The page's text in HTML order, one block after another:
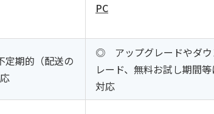
PC
期的（配送の
◎ アップグレードやダウ
レード、無料お試し期間等
対応